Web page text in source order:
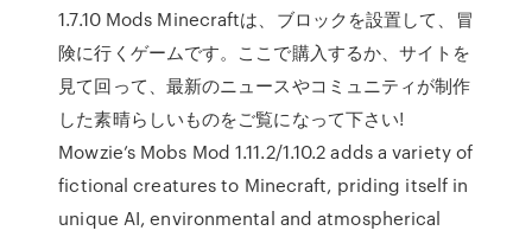
1.7.10 Mods Minecraftは、ブロックを設置して、冒
険に行くゲームです。ここで購入するか、サイトを
見て回って、最新のニュースやコミュニティが制作
した素晴らしいものをご覧になって下さい!
Mowzie’s Mobs Mod 1.11.2/1.10.2 adds a variety of
fictional creatures to Minecraft, priding itself in
unique AI, environmental and atmospherical